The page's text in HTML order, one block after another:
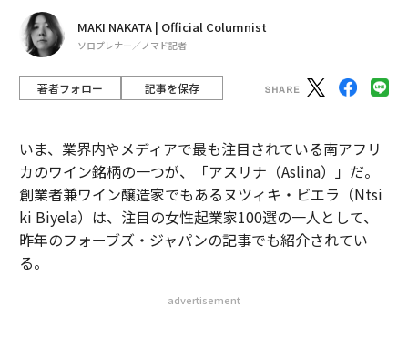
MAKI NAKATA | Official Columnist
ソロプレナー／ノマド記者
著者フォロー 記事を保存
いま、業界内やメディアで最も注目されている南アフリ
カのワイン銘柄の一つが、「アスリナ（Aslina）」だ。
創業者兼ワイン醸造家でもあるヌツィキ・ビエラ（Ntsi
ki Biyela）は、注目の女性起業家100選の一人として、
昨年のフォーブズ・ジャパンの記事でも紹介されてい
る。
advertisement